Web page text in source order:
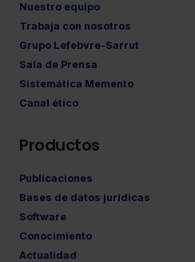
Nuestro equipo
Trabaja con nosotros
Grupo Lefebvre-Sarrut
Sala de Prensa
Sistemática Memento
Canal ético
Productos
Publicaciones
Bases de datos jurídicas
Software
Conocimiento
Actualidad